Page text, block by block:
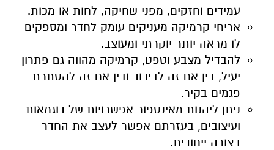
עמידים וחזקים, מפני שחיקה, לחות או מכות.
אריחי קרמיקה מעניקים עומק לחדר ומספקים
לו מראה יותר יוקרתי ומעוצב.
להבדיל מצבע וטפט, קרמיקה מהווה גם פתרון
יעיל, בין אם זה לבידוד ובין אם זה להסתרת
פגמים בקיר.
ניתן ליהנות מאינספור אפשרויות של דוגמאות
ועיצובים, בעזרתם אפשר לעצב את החדר
בצורה ייחודית.